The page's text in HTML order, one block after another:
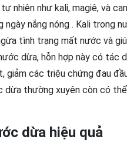
nhiên như kali, magiê, và
nắng nóng . Kali trong
tình trạng mất nước và
dừa, hỗn hợp này có tác
giảm các triệu chứng đau
thường xuyên còn có
dừa hiệu quả